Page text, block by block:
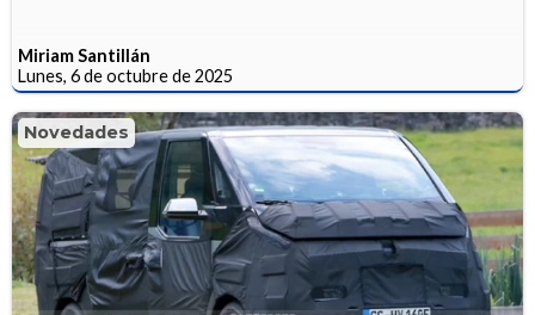
Miriam Santillán
Lunes, 6 de octubre de 2025
Novedades